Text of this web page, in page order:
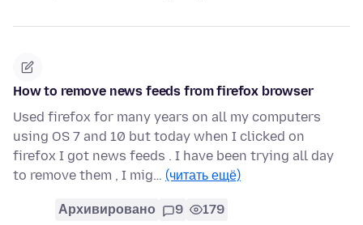
How to remove news feeds from firefox browser
Used firefox for many years on all my computers
using OS 7 and 10 but today when I clicked on
firefox I got news feeds . I have been trying all day
to remove them , I mig… (читать ещё)
Архивировано 9 179